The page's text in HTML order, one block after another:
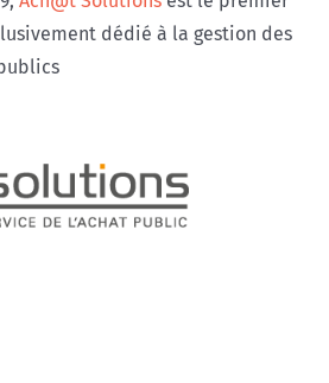
dédié à la gestion des